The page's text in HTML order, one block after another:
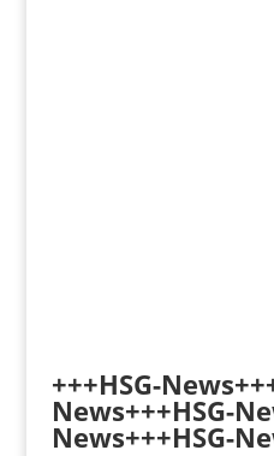
+++HSG-
News+++HSG-
News+++HSG-